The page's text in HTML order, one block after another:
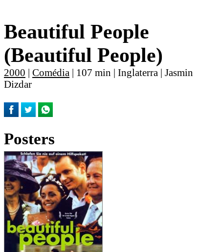
Beautiful People
(Beautiful People)
2000 | Comédia | 107 min | Inglaterra | Jasmin
Dizdar
Posters